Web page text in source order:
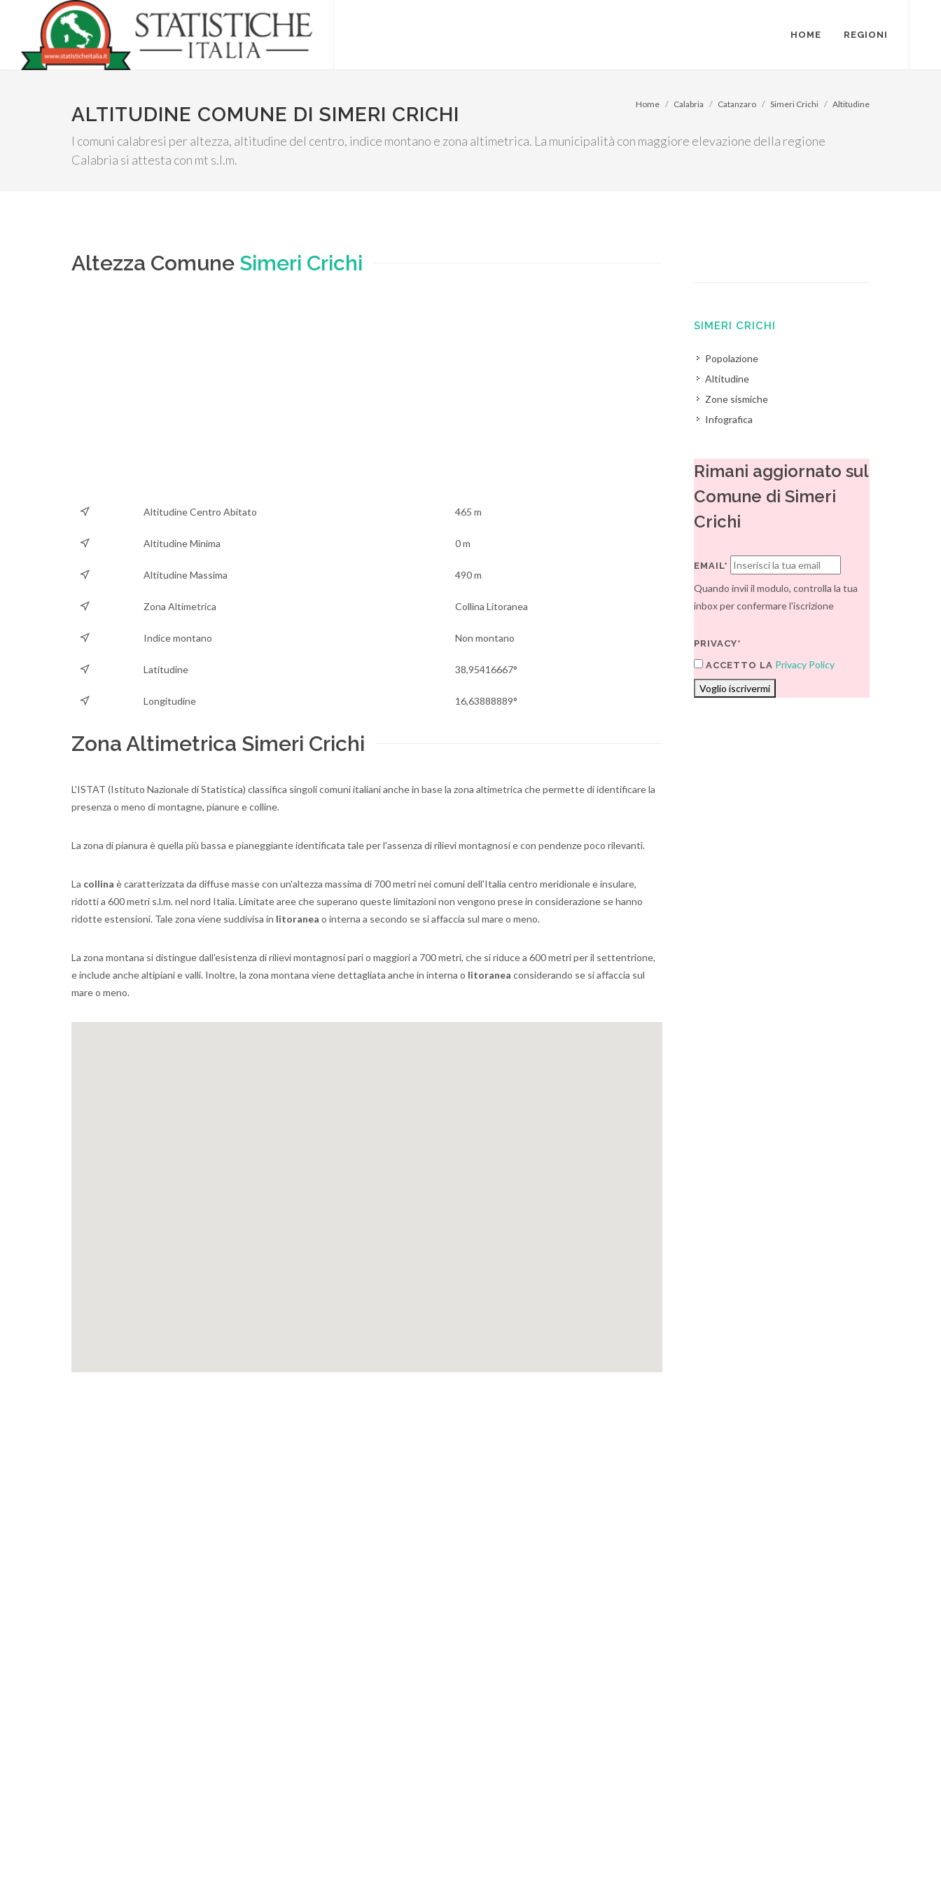
HOME REGIONI
ALTITUDINE COMUNE DI SIMERI CRICHI
I comuni calabresi per altezza, altitudine del centro, indice montano e zona altimetrica. La municipalità con maggiore elevazione della regione
Calabria si attesta con mt s.l.m.
Home Calabria Catanzaro Simeri Crichi Altitudine
Altezza Comune Simeri Crichi
Altitudine Centro Abitato 465 m
Altitudine Minima 0 m
Altitudine Massima 490 m
Zona Altimetrica Collina Litoranea
Indice montano Non montano
Latitudine 38,95416667°
Longitudine 16,63888889°
Zona Altimetrica Simeri Crichi
L'ISTAT (Istituto Nazionale di Statistica) classifica singoli comuni italiani anche in base la zona altimetrica che permette di identificare la
presenza o meno di montagne, pianure e colline.
La zona di pianura è quella più bassa e pianeggiante identificata tale per l'assenza di rilievi montagnosi e con pendenze poco rilevanti.
La collina è caratterizzata da diffuse masse con un'altezza massima di 700 metri nei comuni dell'Italia centro meridionale e insulare,
ridotti a 600 metri s.l.m. nel nord Italia. Limitate aree che superano queste limitazioni non vengono prese in considerazione se hanno
ridotte estensioni. Tale zona viene suddivisa in litoranea o interna a secondo se si affaccia sul mare o meno.
La zona montana si distingue dall'esistenza di rilievi montagnosi pari o maggiori a 700 metri, che si riduce a 600 metri per il settentrione,
e include anche altipiani e valli. Inoltre, la zona montana viene dettagliata anche in interna o litoranea considerando se si affaccia sul
mare o meno.
SIMERI CRICHI
Popolazione
Altitudine
Zone sismiche
Infografica
Rimani aggiornato sul
Comune di Simeri
Crichi
EMAIL*
Quando invii il modulo, controlla la tua
inbox per confermare l'iscrizione
PRIVACY*
ACCETTO LA Privacy Policy
Voglio iscrivermi